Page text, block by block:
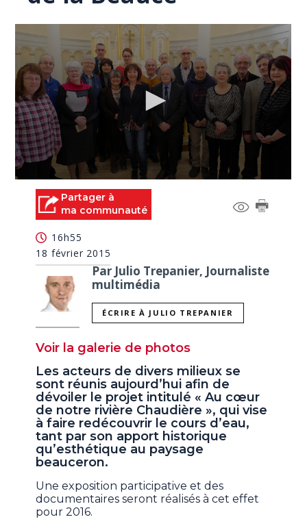
seconds Partager à
ma communauté
16h55
18 février 2015
Par Julio Trepanier, Journaliste
multimédia
ÉCRIRE À JULIO TREPANIER
Voir la galerie de photos
Les acteurs de divers milieux se
sont réunis aujourd’hui afin de
dévoiler le projet intitulé « Au cœur
de notre rivière Chaudière », qui vise
à faire redécouvrir le cours d’eau,
tant par son apport historique
qu’esthétique au paysage
beauceron.
Une exposition participative et des
documentaires seront réalisés à cet effet
pour 2016.